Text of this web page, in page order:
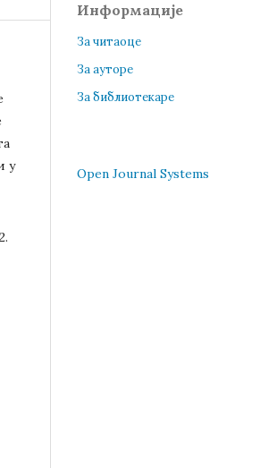
у
Информације
За читаоце
За ауторе
За библиотекаре
Open Journal Systems